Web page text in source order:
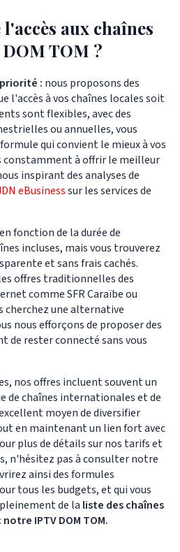
aux chaînes
TOM ?
: nous proposons des
l'accès à vos chaînes locales soit
sont flexibles, avec des
ou annuelles, vous
qui convient le mieux à vos
constamment à offrir le meilleur
inspirant des analyses de
eBusinesssur les services de
fonction de la durée de
incluses, mais vous trouverez
et sans frais cachés.
offres traditionnelles des
comme SFR Caraïbe ou
cherchez une alternative
nous efforçons de proposer des
de rester connecté sans vous
nos offres incluent souvent un
de chaînes internationales et de
moyen de diversifier
en maintenant un lien fort avec
plus de détails sur nos tarifs et
n'hésitez pas à consulter notre
ainsi des formules
tous les budgets, et qui vous
de la liste des chaînes
IPTV DOM TOM.